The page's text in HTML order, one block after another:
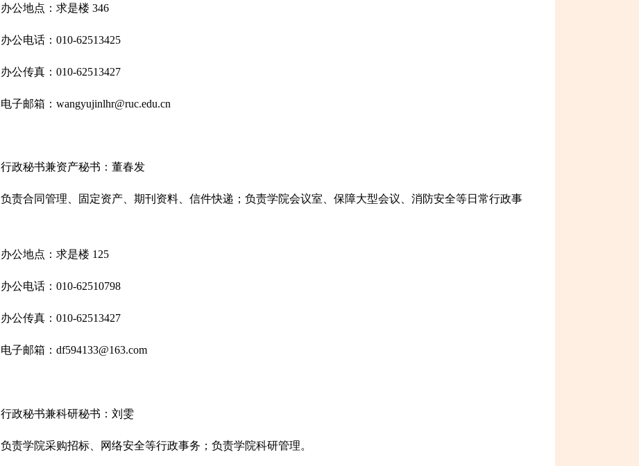
办公地点：求是楼 346
办公电话：010-62513425
办公传真：010-62513427
电子邮箱：wangyujinlhr@ruc.edu.cn
行政秘书兼资产秘书：董春发
负责合同管理、 固定资产、期刊资料、信件快递；负责学院会议室、保障大型会议、消防安全等日常行政事
办公地点：求是楼 125
办公电话：010-62510798
办公传真：010-62513427
电子邮箱：df594133@163.com
行政秘书兼科研秘书：刘雯
负责学院采购招标、网络安全等行政事务；负责学院科研管理。